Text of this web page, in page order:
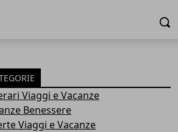
Cerca
Viaggi e Vacanze
Benessere
Viaggi e Vacanze